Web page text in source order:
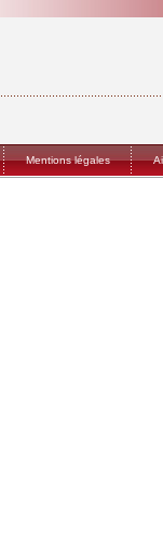
Mentions légales